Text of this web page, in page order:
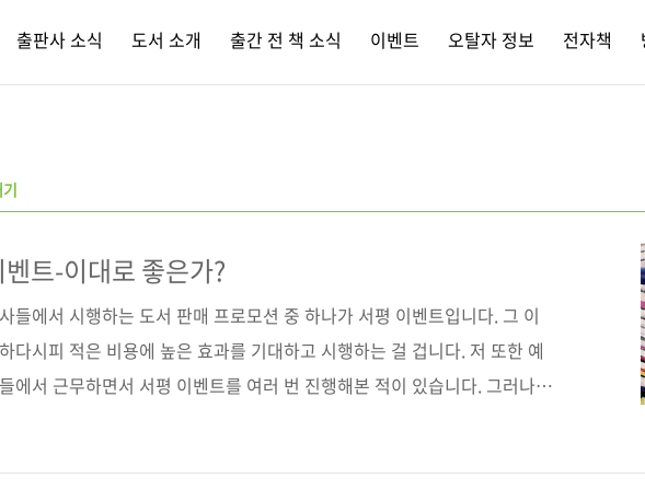
출판사 소식 도서 소개 출간 전 책 소식 이벤트 오탈자 정보 전자책
트-이대로 좋은가?
들에서 시행하는 도서 판매 프로모션 중 하나가 서평 이벤트입니다. 그 이
다시피 적은 비용에 높은 효과를 기대하고 시행하는 걸 겁니다. 저 또한 예
에서 근무하면서 서평 이벤트를 여러 번 진행해본 적이 있습니다. 그러나
이켜 보면, 그리고 그 결과들을 되짚어보면 '비용 대비 효과'에 "글쎄?"라